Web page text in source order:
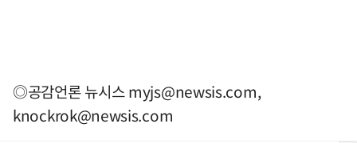
◎공감언론 뉴시스myjs@newsis.com,
knockrok@newsis.com